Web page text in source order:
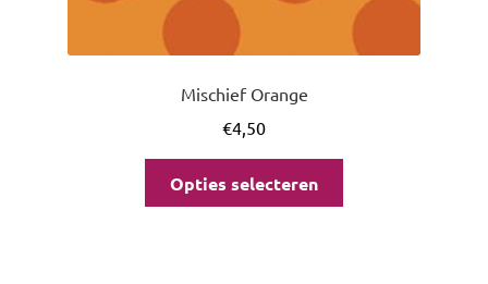
Mischief Orange
€4,50
Opties selecteren